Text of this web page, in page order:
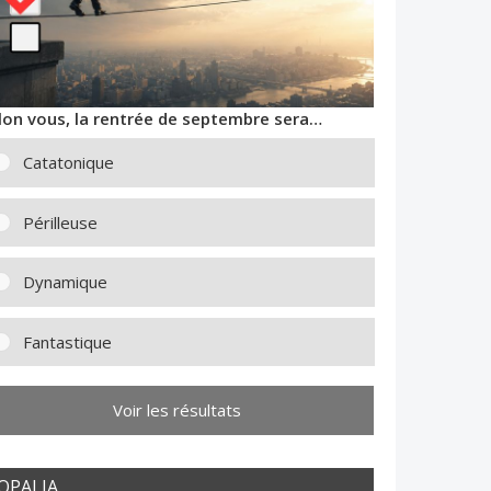
vous, la rentrée de septembre sera…
Catatonique
Périlleuse
Dynamique
Fantastique
Voir les résultats